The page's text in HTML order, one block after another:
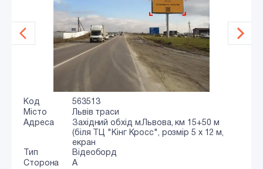
Код
563513
Місто
Львів траси
Адреса
Західний обхід м.Львова, км 15+50 м
(біля ТЦ "Кінг Кросс", розмір 5 х 12 м,
екран
Тип
Відеоборд
Сторона
A